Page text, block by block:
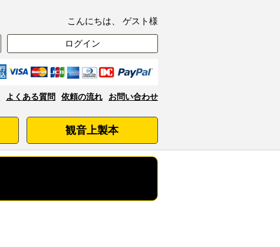
こんにちは、 ゲスト様
ログイン
よくある質問 依頼の流れ お問い合わせ
観音上製本